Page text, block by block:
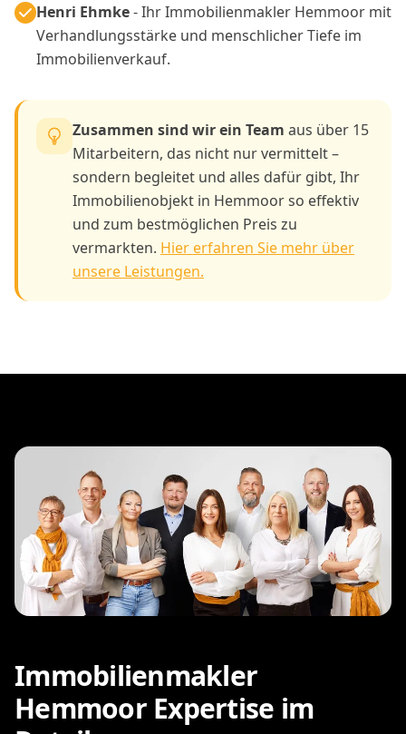
Henri Ehmke- Ihr Immobilienmakler Hemmoor mit
Verhandlungsstärke und menschlicher Tiefe im
Immobilienverkauf.
Zusammen sind wir ein Team aus über 15
Mitarbeitern, das nicht nur vermittelt –
sondern begleitet und alles dafür gibt, Ihr
Immobilienobjekt in Hemmoor so effektiv
und zum bestmöglichen Preis zu
vermarkten. Hier erfahren Sie mehr über
unsere Leistungen.
Immobilienmakler
Hemmoor Expertise im